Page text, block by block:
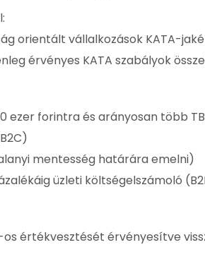
orientált vállalkozások KATA-
érvényes KATA szabályok
ezer forintra és arányosan több
mentesség határára emelni)
üzleti költségelszámoló
értékvesztését érvényesítve